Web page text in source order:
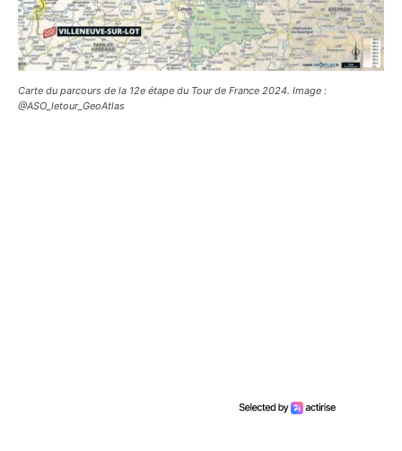
Carte du parcours de la 12e étape du Tour de France 2024. Image :
@ASO_letour_GeoAtlas